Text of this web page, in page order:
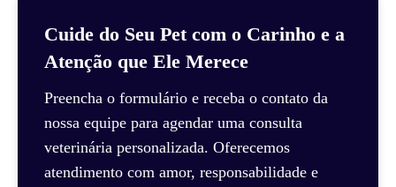
Cuide do Seu Pet com o Carinho e a
Atenção que Ele Merece
Preencha o formulário e receba o contato da
nossa equipe para agendar uma consulta
veterinária personalizada. Oferecemos
atendimento com amor, responsabilidade e